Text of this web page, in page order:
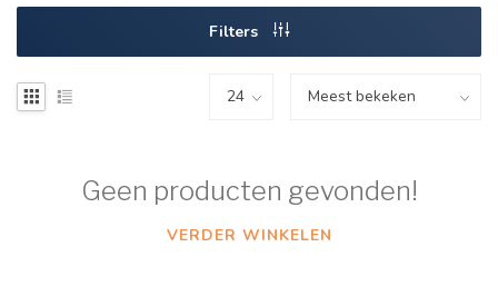
Filters
Geen producten gevonden!
VERDER WINKELEN